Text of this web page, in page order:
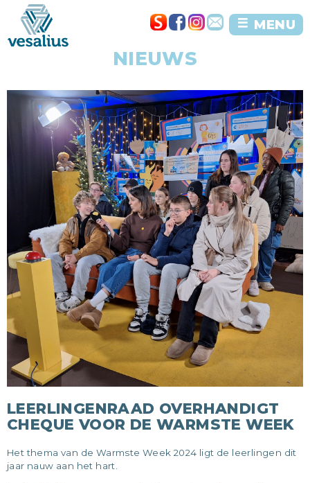
MENU
NIEUWS
LEERLINGENRAAD OVERHANDIGT
CHEQUE VOOR DE WARMSTE WEEK
Het thema van de Warmste Week 2024 ligt de leerlingen dit
jaar nauw aan het hart.